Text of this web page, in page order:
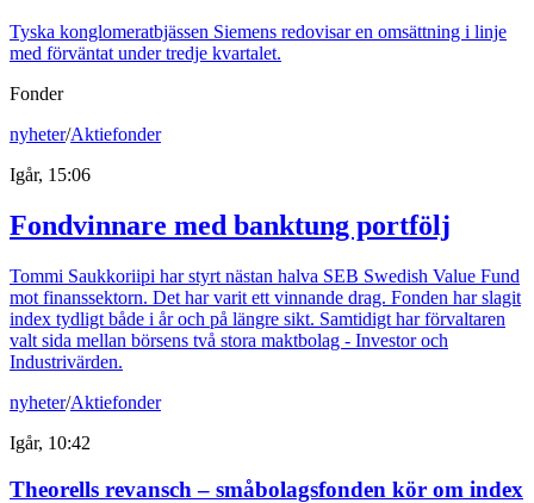
Tyska konglomeratbjässen Siemens redovisar en omsättning i linje
med förväntat under tredje kvartalet.
Fonder
nyheter/Aktiefonder
Igår, 15:06
Fondvinnare med banktung portfölj
Tommi Saukkoriipi har styrt nästan halva SEB Swedish Value Fund
mot finanssektorn. Det har varit ett vinnande drag. Fonden har slagit
index tydligt både i år och på längre sikt. Samtidigt har förvaltaren
valt sida mellan börsens två stora maktbolag - Investor och
Industrivärden.
nyheter/Aktiefonder
Igår, 10:42
Theorells revansch – småbolagsfonden kör om index